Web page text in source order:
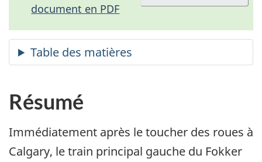
document en PDF
Résumé
Immédiatement après le toucher des roues à
Calgary, le train principal gauche du Fokker